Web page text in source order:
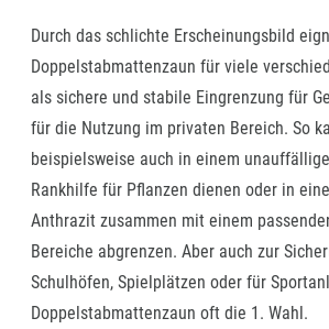
Durch das schlichte Erscheinungsbild
Doppelstabmattenzaun für viele
als sichere und stabile Eingrenzung für
für die Nutzung im privaten Bereich. So
beispielsweise auch in einem
Rankhilfe für Pflanzen dienen oder in
Anthrazit zusammen mit einem
Bereiche abgrenzen. Aber auch zur
Schulhöfen, Spielplätzen oder für
Doppelstabmattenzaun oft die 1. Wahl.